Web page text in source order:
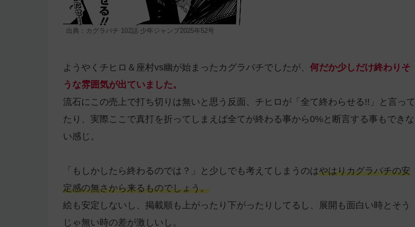
出典：カグラバチ 102話 少年ジャンプ2025年52号
ようやくチヒロ＆座村vs幽が始まったカグラバチでしたが、 何だか少しだけ終わりそ
うな雰囲気が出ていました。
流石にこの売上で打ち切りは無いと思う反面、チヒロが「全て終わらせる!!」と言って
たり、実際ここで真打を折ってしまえば全てが終わる事から0%と断言する事もできな
い感じ。
「もしかしたら終わるのでは？」と少しでも考えてしまうのはやはりカグラバチの安
定感の無さから来るものでしょう。
絵も安定しないし、掲載順も上がったり下がったりしてるし、展開も面白い時とそう
じゃ無い時の差が激しいし。